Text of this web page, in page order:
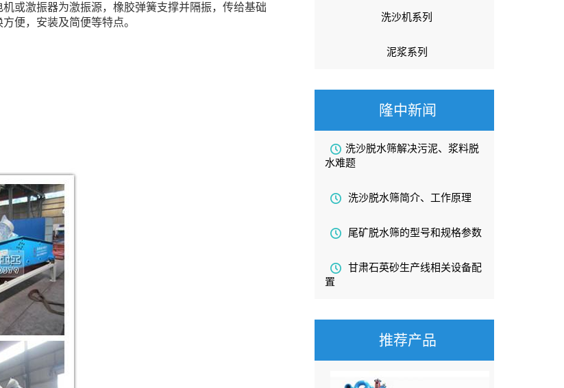
或激振器为激振源，橡胶弹簧支撑并隔振，传给基础
便，安装及简便等特点。
洗沙机系列
泥浆系列
隆中新闻
洗沙脱水筛解决污泥、浆料脱
水难题
洗沙脱水筛简介、工作原理
尾矿脱水筛的型号和规格参数
甘肃石英砂生产线相关设备配
置
推荐产品